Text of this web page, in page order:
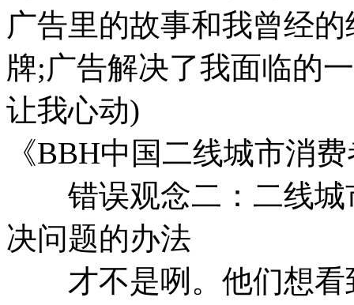
广告里的故事和我曾经
牌;广告解决了我面临的
让我心动)
《BBH中国二线城市消
错误观念二：二线城
决问题的办法
才不是咧。他们想看